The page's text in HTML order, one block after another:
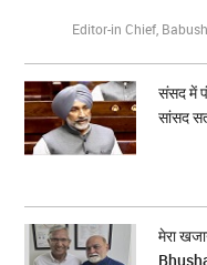
Editor-in Chief,
संसद में
सांसद
मेरा